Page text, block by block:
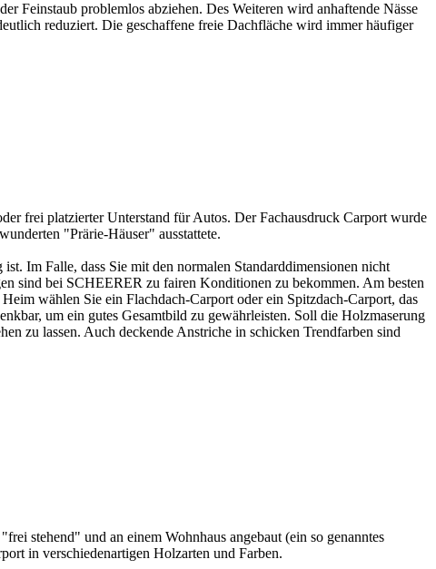
Feinstaub problemlos abziehen. Des Weiteren wird anhaftende Nässe
reduziert. Die geschaffene freie Dachfläche wird immer häufiger
frei platzierter Unterstand für Autos. Der Fachausdruck Carport wurde
"Prärie-Häuser" ausstattete.
Im Falle, dass Sie mit den normalen Standarddimensionen nicht
sind bei SCHEERER zu fairen Konditionen zu bekommen. Am besten
wählen Sie ein Flachdach-Carport oder ein Spitzdach-Carport, das
um ein gutes Gesamtbild zu gewährleisten. Soll die Holzmaserung
zu lassen. Auch deckende Anstriche in schicken Trendfarben sind
stehend" und an einem Wohnhaus angebaut (ein so genanntes
in verschiedenartigen Holzarten und Farben.